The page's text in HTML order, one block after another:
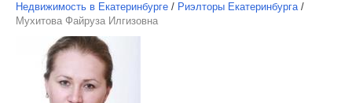
Недвижимость в Екатеринбурге / Риэлторы Екатеринбурга /
Мухитова Файруза Илгизовна